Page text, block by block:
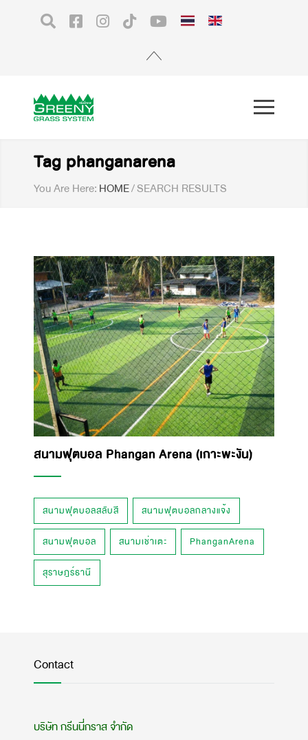
Tag phanganarena
You Are Here: HOME/SEARCH RESULTS
สนามฟุตบอล Phangan Arena (เกาะพะงัน)
สนามฟุตบอลสลับสี สนามฟุตบอลกลางแจ้ง
สนามฟุตบอล สนามเช่าเตะ PhanganArena
สุราษฎร์ธานี
Contact
บริษัท กรีนนี่กราส จำกัด